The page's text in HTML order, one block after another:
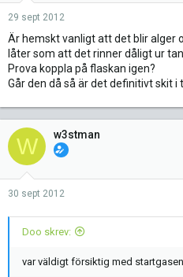
29 sept 2012
Är hemskt vanligt att det blir alger
låter som att det rinner dåligt ur
Prova koppla på flaskan igen?
Går den då så är det definitivt skit i
W w3stman
30 sept 2012
Doo skrev:
var väldigt försiktig med